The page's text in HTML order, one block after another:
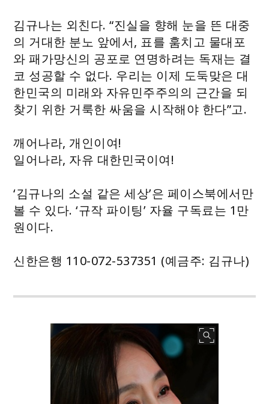
김규나는 외친다. “진실을 향해 눈을 뜬 대중
의 거대한 분노 앞에서, 표를 훔치고 물대포
와 패가망신의 공포로 연명하려는 독재는 결
코 성공할 수 없다. 우리는 이제 도둑맞은 대
한민국의 미래와 자유민주주의의 근간을 되
찾기 위한 거룩한 싸움을 시작해야 한다”고.
깨어나라, 개인이여!
일어나라, 자유 대한민국이여!
‘김규나의 소설 같은 세상’은 페이스북에서만
볼 수 있다. ‘규작 파이팅’ 자율 구독료는 1만
원이다.
신한은행 110-072-537351 (예금주: 김규나)